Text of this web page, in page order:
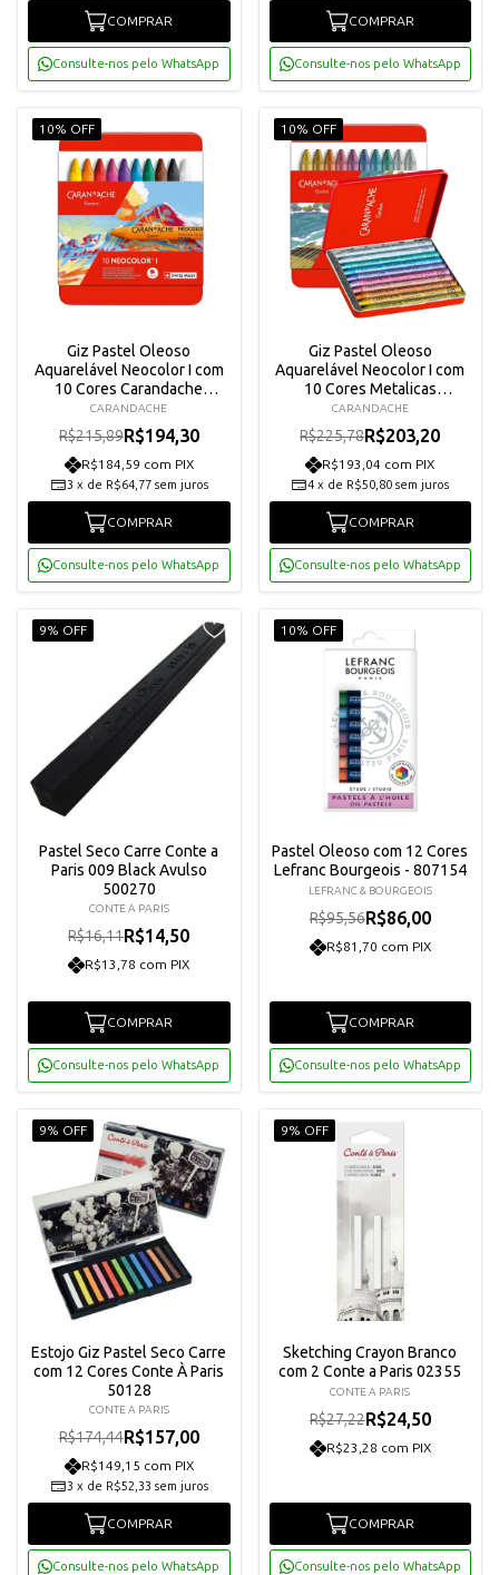
COMPRAR
Consulte-nos pelo WhatsApp
COMPRAR
Consulte-nos pelo WhatsApp
10% OFF
Giz Pastel Oleoso
Aquarelável Neocolor I com
10 Cores Carandache
7000310
CARANDACHE
R$215,89R$194,30
R$184,59 com PIX
3 x de R$64,77 sem juros
COMPRAR
Consulte-nos pelo WhatsApp
10% OFF
Giz Pastel Oleoso
Aquarelável Neocolor I com
10 Cores Metalicas
Carandache 7004310
CARANDACHE
R$225,78R$203,20
R$193,04 com PIX
4 x de R$50,80 sem juros
COMPRAR
Consulte-nos pelo WhatsApp
9% OFF
Pastel Seco Carre Conte a
Paris 009 Black Avulso
500270
CONTE A PARIS
R$16,11R$14,50
R$13,78 com PIX
COMPRAR
Consulte-nos pelo WhatsApp
10% OFF
Pastel Oleoso com 12 Cores
Lefranc Bourgeois - 807154
LEFRANC & BOURGEOIS
R$95,56R$86,00
R$81,70 com PIX
COMPRAR
Consulte-nos pelo WhatsApp
9% OFF
Estojo Giz Pastel Seco Carre
com 12 Cores Conte À Paris
50128
CONTE A PARIS
R$174,44R$157,00
R$149,15 com PIX
3 x de R$52,33 sem juros
COMPRAR
Consulte-nos pelo WhatsApp
9% OFF
Sketching Crayon Branco
com 2 Conte a Paris 02355
CONTE A PARIS
R$27,22R$24,50
R$23,28 com PIX
COMPRAR
Consulte-nos pelo WhatsApp